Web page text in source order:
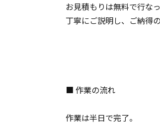
お見積もりは無料で行な
丁寧にご説明し、ご納得
■ 作業の流れ
作業は半日で完了。